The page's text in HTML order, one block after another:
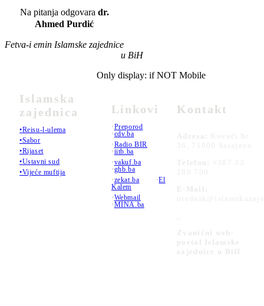
Na pitanja odgovara dr.
Ahmed Purdić
Fetva-i emin Islamske zajednice
u BiH
Islamska
zajednica
•Reisu-l-ulema
•Sabor
•Rijaset
•Ustavni sud
•Vijeće muftija
Only display: if NOT Mobile
Linkovi
•Preporod
•cdv.ba
•Radio BIR
•iitb.ba
•vakuf.ba
•ghb.ba
•zekat.ba •El
Kalem
•Webmail
•MINA.ba
Kontakt
Adresa:
Kovači br.
36, 71000 Sarajevo
Telefon:
+387 33
289 700
E-Mail:
Zvanični web-
portal Islamske
zajednice u BiH